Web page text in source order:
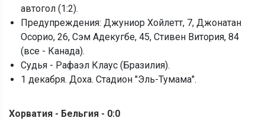
автогол (1:2).
Предупреждения: Джуниор Хойлетт, 7, Джонатан
Осорио, 26, Сэм Адекугбе, 45, Стивен Витория, 84
(все - Канада).
Судья - Рафаэл Клаус (Бразилия).
1 декабря. Доха. Стадион "Эль-Тумама".
Хорватия - Бельгия - 0:0